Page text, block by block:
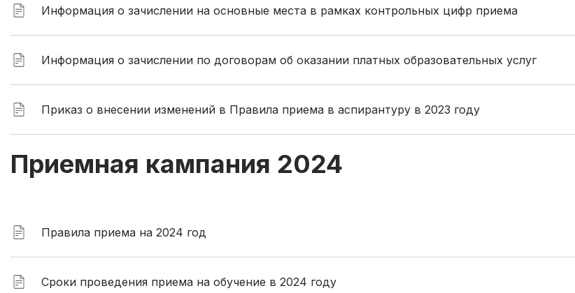
Информация о зачислении на основные места в рамках контрольных цифр приема
Информация о зачислении по договорам об оказании платных образовательных услуг
Приказ о внесении изменений в Правила приема в аспирантуру в 2023 году
Приемная кампания 2024
Правила приема на 2024 год
Сроки проведения приема на обучение в 2024 году